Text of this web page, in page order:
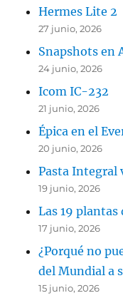
Hermes Lite 2
27 junio, 2026
Snapshots en
24 junio, 2026
Icom IC-232
21 junio, 2026
Épica en el
20 junio, 2026
Pasta Integral
19 junio, 2026
Las 19 plantas
17 junio, 2026
¿Porqué no
del Mundial a
15 junio, 2026